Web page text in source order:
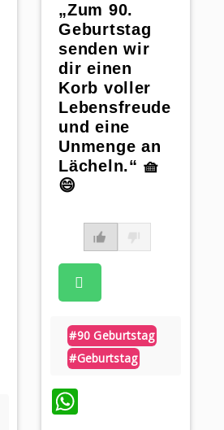
„Zum 90.
Geburtstag
senden wir
dir einen
Korb voller
Lebensfreude
und eine
Unmenge an
Lächeln.“ 🧺
😄
#90 Geburtstag
#geburtstag
WhatsApp